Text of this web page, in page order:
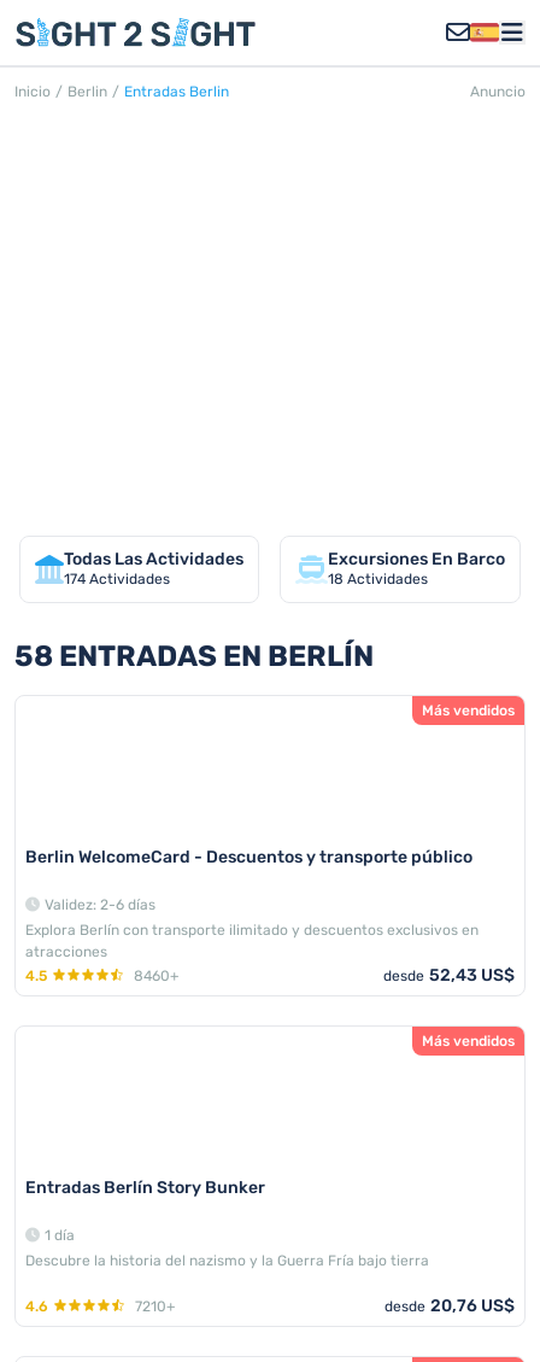
Inicio / Berlin / Entradas Berlin Anuncio
Todas Las Actividades
174 Actividades
Excursiones En Barco
18 Actividades
58 ENTRADAS EN BERLÍN
Más vendidos
Berlin WelcomeCard - Descuentos y transporte público
Validez: 2-6 días
Explora Berlín con transporte ilimitado y descuentos exclusivos en
atracciones
4.5
8460+ desde 52,43 US$
Más vendidos
Entradas Berlín Story Bunker
1 día
Descubre la historia del nazismo y la Guerra Fría bajo tierra
4.6 7210+ desde 20,76 US$